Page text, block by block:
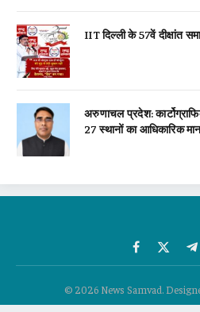
IIT दिल्ली के 57वें दीक्षांत
अरुणाचल प्रदेश:
27 स्थानों का आधिकारिक
Facebook
X
© 2026 News Samvad.